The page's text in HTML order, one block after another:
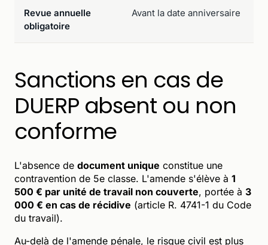
Revue annuelle
obligatoire
Avant la date anniversaire
Sanctions en cas de
DUERP absent ou non
conforme
L'absence de document unique constitue une
contravention de 5e classe. L'amende s'élève à 1
500 € par unité de travail non couverte, portée à 3
000 € en cas de récidive (article R. 4741-1 du Code
du travail).
Au-delà de l'amende pénale, le risque civil est plus